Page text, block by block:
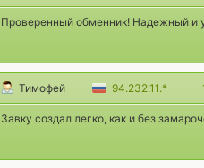
Проверенный обменник! Надежный и
Тимофей 94.232.11.*
Завку создал легко, как и без